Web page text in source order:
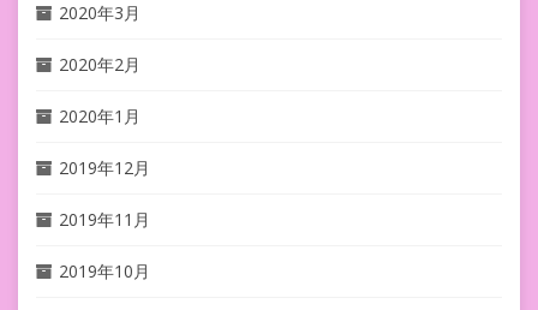
2020年3月
2020年2月
2020年1月
2019年12月
2019年11月
2019年10月